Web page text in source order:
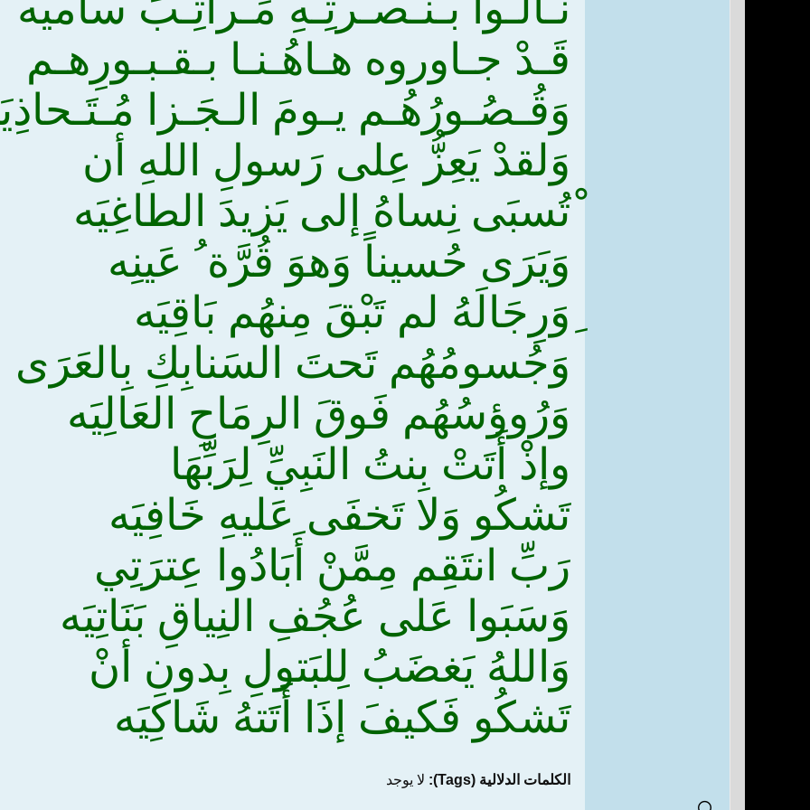
قَـدْ جـاوروه هـاهُـنـا بـقـبـورِهـم
وَقُـصُـورُهُـم يـومَ الـجَـزا
وَلقدْ يَعِزُّ عِلى رَسولِ اللهِ أن
ْتُسبَى نِساهُ إلى يَزيدَ الطاغِيَه
وَيَرَى حُسيناً وَهوَ قُرَّة ُ عَينِه
ِوَرِجَالَهُ لم تَبْقَ مِنهُم بَاقِيَه
وَجُسومُهُم تَحتَ السَنابِكِ بِالعَرَى
وَرُوؤسُهُم فَوقَ الرِمَاحِ العَالِيَه
وإذْ أَتَتْ بِنتُ النَبِيِّ لِرَبِّهَا
تَشكُو وَلا تَخفَى عَليهِ خَافِيَه
رَبِّ انتَقِم مِمَّنْ أَبَادُوا عِترَتِي
وَسَبَوا عَلى عُجُفِ النِياقِ بَنَاتِيَه
وَاللهُ يَغضَبُ لِلبَتولِ بِدونِ أنْ
تَشكُو فَكيفَ إذَا أَتَتهُ شَاكِيَه
الكلمات الدلالية (Tags): لا يوجد